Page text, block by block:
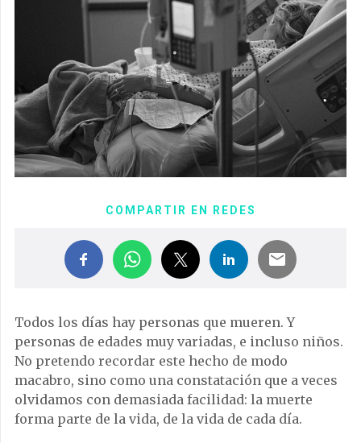
COMPARTIR EN REDES
Todos los días hay personas que mueren. Y
personas de edades muy variadas, e incluso niños.
No pretendo recordar este hecho de modo
macabro, sino como una constatación que a veces
olvidamos con demasiada facilidad: la muerte
forma parte de la vida, de la vida de cada día.